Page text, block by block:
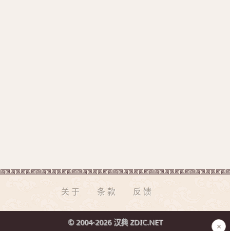
关于 条款 反馈
© 2004-2026 汉典 ZDIC.NET ×